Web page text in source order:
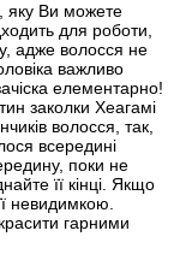
яку Ви можете
для роботи,
адже волосся не
важливо
елементарно!
заколки Хеагамі
волосся, так,
всередині
поки не
її кінці. Якщо
невидимкою.
гарними